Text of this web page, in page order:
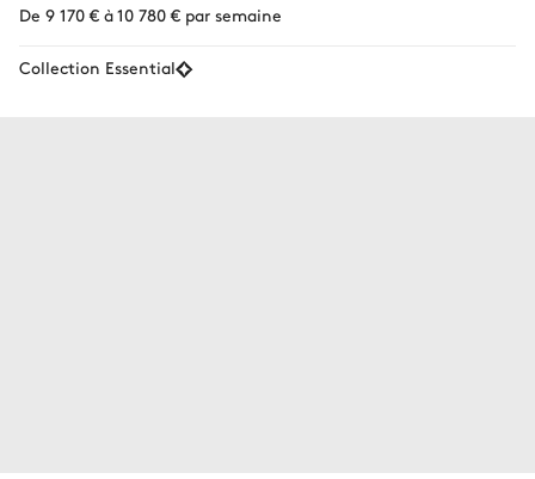
De 9 170 € à 10 780 € par semaine
Collection Essential